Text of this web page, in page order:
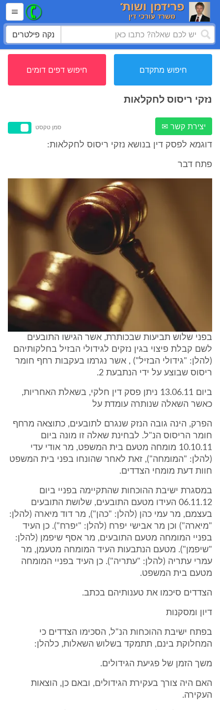
נקה פילטרים
חיפוש מתקדם חיפוש דפים דומים
נזקי ריסוס לחקלאות
יצירת קשר ✉ סמן טקסט
דוגמא לפסק דין בנושא נזקי ריסוס לחקלאות:
פתח דבר
בפני שלוש תביעות שבכותרת, אשר הגישו התובעים
לשם קבלת פיצוי בגין נזקים לגידולי הבזיל בחלקותיהם
(להלן: "גידולי הבזיל") , אשר נגרמו בעקבות רחף חומר
ריסוס שבוצע על ידי הנתבעת 2.
ביום 13.06.11 ניתן פסק דין חלקי, בשאלת האחריות,
כאשר השאלה שנותרה עומדת על
הפרק, הינה גובה הנזק שנגרם לתובעים, כתוצאה מרחף
חומר הריסוס הנ"ל. לבחינת שאלה זו מונה ביום
10.10.11 מומחה מטעם בית המשפט, מר אודי עדי
(להלן: "המומחה"), זאת לאחר שהונחו בפני בית המשפט
חוות דעת מומחי הצדדים.
במסגרת ישיבת ההוכחות שהתקיימה בפניי ביום
06.11.12 העידו מטעם התובעים, שלושת התובעים
בעצמם, מר עמי כהן (להלן: "כהן"), מר דוד מיארה (להלן:
"מיארה") וכן מר אבישי יפרח (להלן: "יפרח"). כן העיד
בפניי המומחה מטעם התובעים, מר אסף שיפמן (להלן:
"שיפמן"). מטעם הנתבעות העיד המומחה מטעמן, מר
עמרי עתריה (להלן: "עתריה"). כן העיד בפניי המומחה
מטעם בית המשפט.
הצדדים סיכמו את טענותיהם בכתב.
דיון ומסקנות
בפתח ישיבת ההוכחות הנ"ל, הסכימו הצדדים כי
המחלוקת בינם, תתמקד בשלוש השאלות, כלהלן:
משך הזמן של פגיעת הגידולים.
האם היה צורך בעקירת הגידולים, ובאם כן, הוצאות
העקירה.